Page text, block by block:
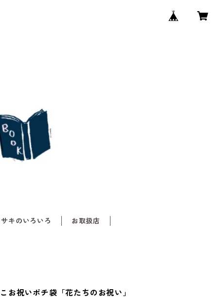
キのいろいろ お取扱店
お祝いポチ袋「花たちのお祝い」